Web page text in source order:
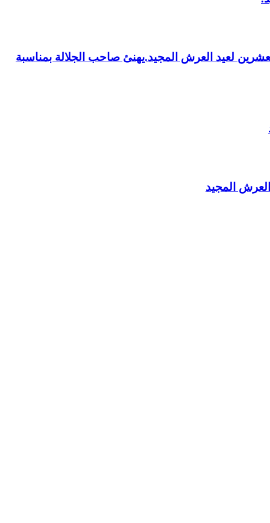
لعيد العرش المجيد.يهنئ صاحب الجلالة بمناسبة